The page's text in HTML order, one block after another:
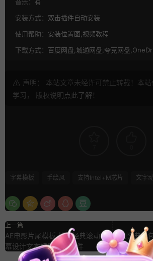
安装方式： 双击插件自动安装
使用帮助： 安装位置图,视频教程
下载方式： 百度网盘,城通网盘,夸克网盘
声明： 本站文章未经许可禁止转载！本
学习， 版权说明点此了解 ！
字幕模板 手绘风 支持Intel+M芯片 文字
上一篇
AE电影片尾模板 基础经典滚动字
幕设计文本标题ae源文件
pr颁奖典礼
告